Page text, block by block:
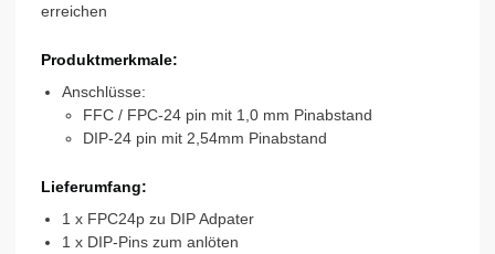
erreichen
Produktmerkmale:
Anschlüsse:
FFC / FPC-24 pin mit 1,0 mm Pinabstand
DIP-24 pin mit 2,54mm Pinabstand
Lieferumfang:
1 x FPC24p zu DIP Adpater
1 x DIP-Pins zum anlöten